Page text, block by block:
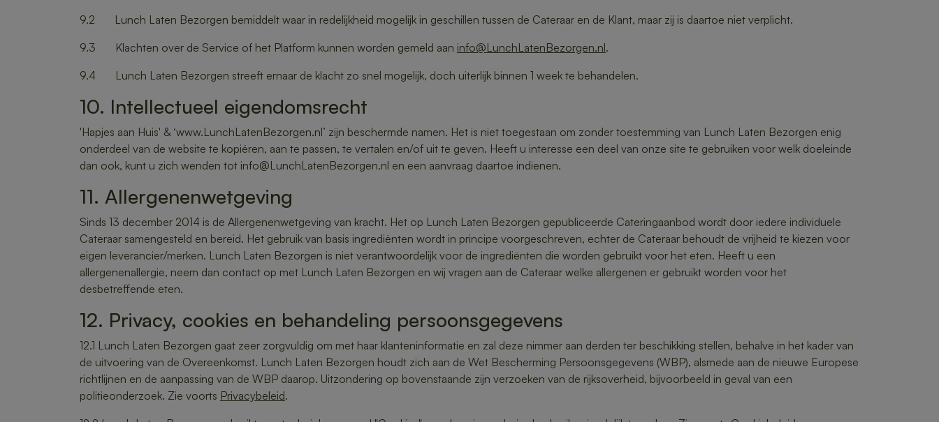
9.2 Lunch Laten Bezorgen bemiddelt waar in redelijkheid mogelijk in geschillen tussen de Cateraar en de Klant, maar zij is daartoe niet verplicht.
9.3 Klachten over de Service of het Platform kunnen worden gemeld aan info@LunchLatenBezorgen.nl.
9.4 Lunch Laten Bezorgen streeft ernaar de klacht zo snel mogelijk, doch uiterlijk binnen 1 week te behandelen.
10. Intellectueel eigendomsrecht
'Hapjes aan Huis' & ‘www.LunchLatenBezorgen.nl’ zijn beschermde namen. Het is niet toegestaan om zonder toestemming van Lunch Laten Bezorgen enig
onderdeel van de website te kopiëren, aan te passen, te vertalen en/of uit te geven. Heeft u interesse een deel van onze site te gebruiken voor welk doeleinde
dan ook, kunt u zich wenden tot info@LunchLatenBezorgen.nl en een aanvraag daartoe indienen.
11. Allergenenwetgeving
Sinds 13 december 2014 is de Allergenenwetgeving van kracht. Het op Lunch Laten Bezorgen gepubliceerde Cateringaanbod wordt door iedere individuele
Cateraar samengesteld en bereid. Het gebruik van basis ingrediënten wordt in principe voorgeschreven, echter de Cateraar behoudt de vrijheid te kiezen voor
eigen leverancier/merken. Lunch Laten Bezorgen is niet verantwoordelijk voor de ingrediënten die worden gebruikt voor het eten. Heeft u een
allergenenallergie, neem dan contact op met Lunch Laten Bezorgen en wij vragen aan de Cateraar welke allergenen er gebruikt worden voor het
desbetreffende eten.
12. Privacy, cookies en behandeling persoonsgegevens
12.1 Lunch Laten Bezorgen gaat zeer zorgvuldig om met haar klanteninformatie en zal deze nimmer aan derden ter beschikking stellen, behalve in het kader van
de uitvoering van de Overeenkomst. Lunch Laten Bezorgen houdt zich aan de Wet Bescherming Persoonsgegevens (WBP), alsmede aan de nieuwe Europese
richtlijnen en de aanpassing van de WBP daarop. Uitzondering op bovenstaande zijn verzoeken van de rijksoverheid, bijvoorbeeld in geval van een
politieonderzoek. Zie voorts Privacybeleid.